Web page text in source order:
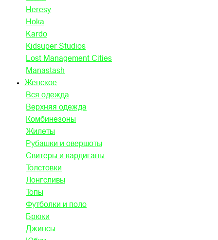
Heresy
Hoka
Kardo
Kidsuper Studios
Lost Management Cities
Manastash
Женское
Вся одежда
Верхняя одежда
Комбинезоны
Жилеты
Рубашки и овершоты
Свитеры и кардиганы
Толстовки
Лонгсливы
Топы
Футболки и поло
Брюки
Джинсы